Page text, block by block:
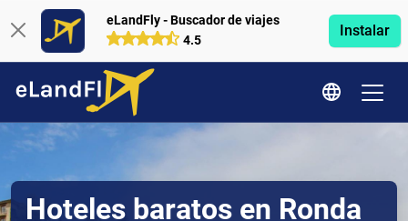
eLandFly - Buscador de viajes
4.5
Instalar
Hoteles baratos en Ronda